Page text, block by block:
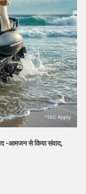
-आमजन से किया संवाद,